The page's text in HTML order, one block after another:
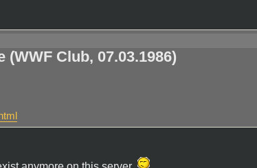
Club, 07.03.1986)